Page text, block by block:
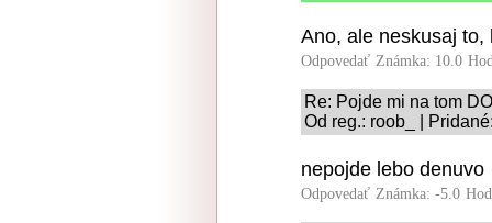
Ano, ale neskusaj
Odpovedať Známka: 10.0
Re: Pojde mi na tom
Od reg.: roob_ |
nepojde lebo denuvo
Odpovedať Známka: -5.0